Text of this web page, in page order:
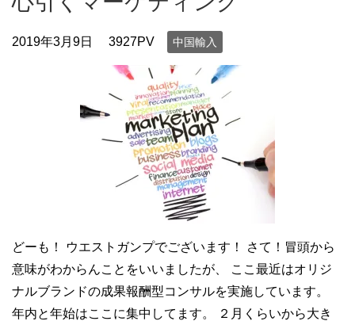
2019年3月9日 3927PV 中国輸入
どーも！ ウエストガンプでございます！ さて！冒頭から
意味がわからんことをいいましたが、 ここ最近はオリジ
ナルブランドの成果報酬型コンサルを実施しています。
年内と年始はここに集中してます。 ２月くらいから大き